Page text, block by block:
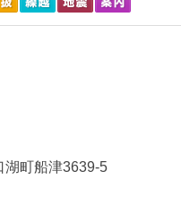
町船津3639-5